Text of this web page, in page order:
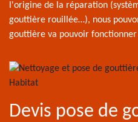
l'origine de la réparation
gouttière rouillée…), nous
gouttière va pouvoir
Devis pose de